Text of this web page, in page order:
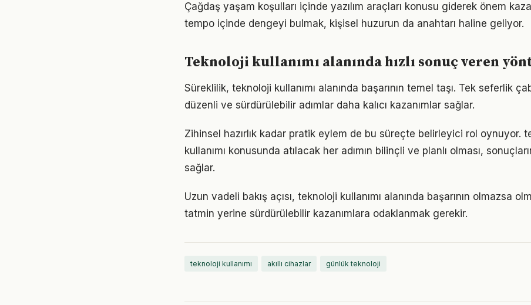
Çağdaş yaşam koşulları içinde yazılım araçları konusu giderek önem
tempo içinde dengeyi bulmak, kişisel huzurun da anahtarı haline geliyor.
Teknoloji kullanımı alanında hızlı sonuç veren
Süreklilik, teknoloji kullanımı alanında başarının temel taşı. Tek seferlik
düzenli ve sürdürülebilir adımlar daha kalıcı kazanımlar sağlar.
Zihinsel hazırlık kadar pratik eylem de bu süreçte belirleyici rol oynuyor.
kullanımı konusunda atılacak her adımın bilinçli ve planlı olması,
sağlar.
Uzun vadeli bakış açısı, teknoloji kullanımı alanında başarının olmazsa
tatmin yerine sürdürülebilir kazanımlara odaklanmak gerekir.
teknoloji kullanımı akıllı cihazlar günlük teknoloji